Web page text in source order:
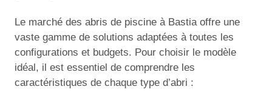
Le marché des abris de piscine à Bastia offre une
vaste gamme de solutions adaptées à toutes les
configurations et budgets. Pour choisir le modèle
idéal, il est essentiel de comprendre les
caractéristiques de chaque type d’abri :